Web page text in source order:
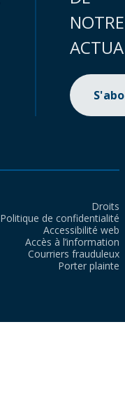
NOTRE
Droits
Politique de confidentialité
Accessibilité web
Accès à l’information
Courriers frauduleux
Porter plainte